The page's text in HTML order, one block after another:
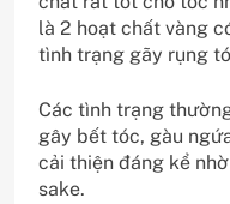
là 2 hoạt chất vàng
tình trạng gãy rụng
Các tình trạng
gây bết tóc, gàu
cải thiện đáng kể
sake.